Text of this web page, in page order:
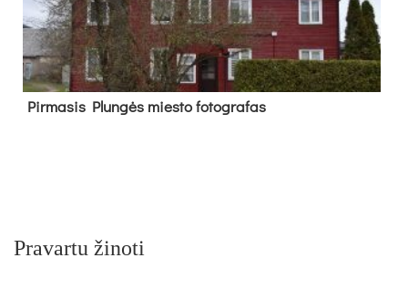
Pir­ma­sis Plun­gės mies­to fo­tog­ra­fas
Pravartu žinoti